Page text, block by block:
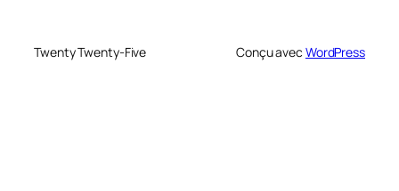
Twenty Twenty-Five Conçu avec WordPress